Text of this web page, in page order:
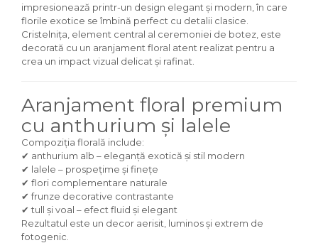
impresionează printr-un design elegant și modern, în care
florile exotice se îmbină perfect cu detalii clasice.
Cristelnița, element central al ceremoniei de botez, este
decorată cu un aranjament floral atent realizat pentru a
crea un impact vizual delicat și rafinat.
Aranjament floral premium
cu anthurium și lalele
Compoziția florală include:
✔ anthurium alb – eleganță exotică și stil modern
✔ lalele – prospețime și finețe
✔ flori complementare naturale
✔ frunze decorative contrastante
✔ tull și voal – efect fluid și elegant
Rezultatul este un decor aerisit, luminos și extrem de
fotogenic.